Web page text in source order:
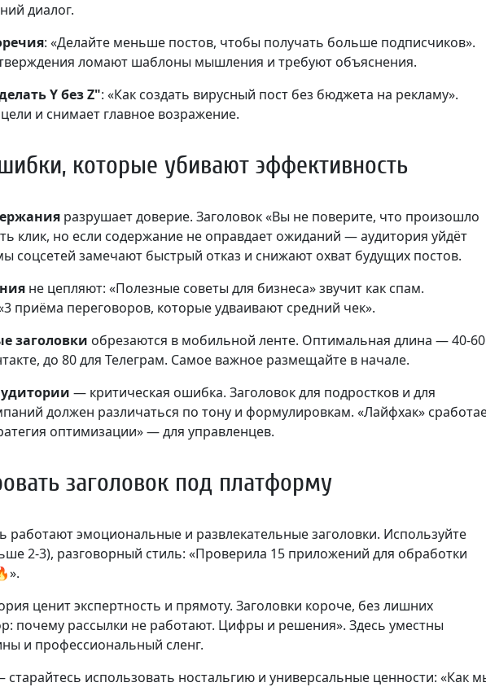
диалог.
: «Делайте меньше постов, чтобы получать больше подписчиков».
ломают шаблоны мышления и требуют объяснения.
Y без Z": «Как создать вирусный пост без бюджета на рекламу».
и снимает главное возражение.
которые убивают эффективность
разрушает доверие. Заголовок «Вы не поверите, что произошло
клик, но если содержание не оправдает ожиданий — аудитория уйдёт
соцсетей замечают быстрый отказ и снижают охват будущих постов.
не цепляют: «Полезные советы для бизнеса» звучит как спам.
приёма переговоров, которые удваивают средний чек».
заголовки обрезаются в мобильной ленте. Оптимальная длина — 40-60
до 80 для Телеграм. Самое важное размещайте в начале.
— критическая ошибка. Заголовок для подростков и для
должен различаться по тону и формулировкам. «Лайфхак»
оптимизации» — для управленцев.
заголовок под платформу
работают эмоциональные и развлекательные заголовки. Используйте
2-3), разговорный стиль: «Проверила 15 приложений для обработки
ценит экспертность и прямоту. Заголовки короче, без лишних
почему рассылки не работают. Цифры и решения». Здесь уместны
и профессиональный сленг.
старайтесь использовать ностальгию и универсальные ценности: «Как